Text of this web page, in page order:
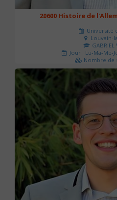
20600 Histoire de
Université
Louvain-
Jour : Lu-Ma-Me-
Nombre de
120